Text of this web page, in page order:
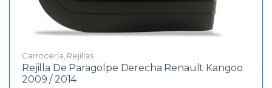
Carrocería Rejillas
Rejilla De Paragolpe Derecha Renault Kangoo
2009 / 2014